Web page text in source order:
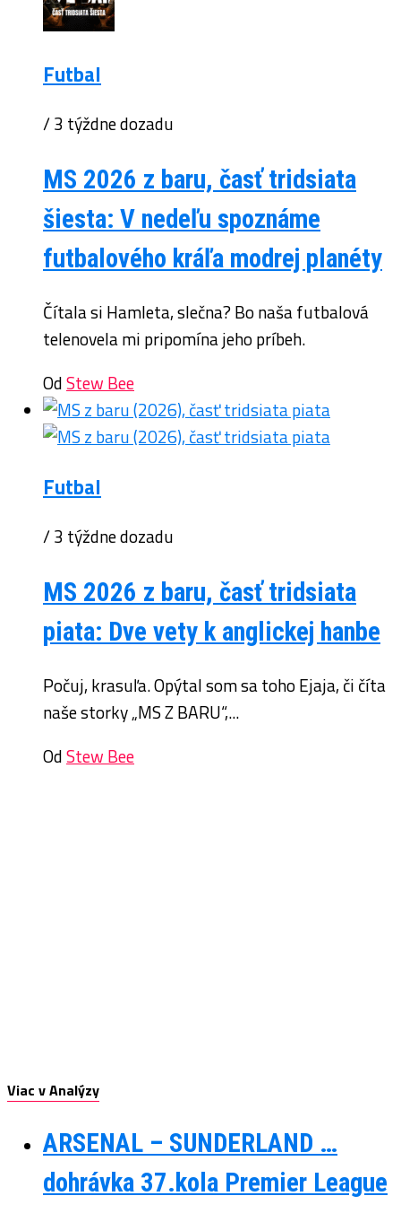
Futbal
/ 3 týždne dozadu
MS 2026 z baru, časť tridsiata
šiesta: V nedeľu spoznáme
futbalového kráľa modrej planéty
Čítala si Hamleta, slečna? Bo naša futbalová
telenovela mi pripomína jeho príbeh.
OdStew Bee
Futbal
/ 3 týždne dozadu
MS 2026 z baru, časť tridsiata
piata: Dve vety k anglickej hanbe
Počuj, krasuľa. Opýtal som sa toho Ejaja, či číta
naše storky „MS Z BARU“,...
OdStew Bee
Viac v Analýzy
ARSENAL – SUNDERLAND …
dohrávka 37.kola Premier League